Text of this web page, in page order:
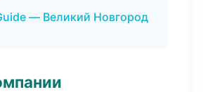
— Великий Новгород